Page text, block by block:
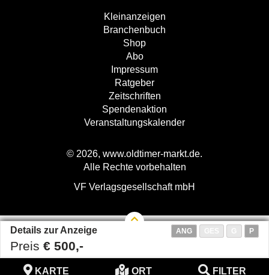
FILTER
KARTE ORT
Details zur Anzeige ANG P
Preis € 500,-
Kleinanzeigen
Branchenbuch
Shop
Abo
Impressum
Ratgeber
Zeitschriften
Spendenaktion
Veranstaltungskalender
© 2026, www.oldtimer-markt.de.
Alle Rechte vorbehalten
VF Verlagsgesellschaft mbH